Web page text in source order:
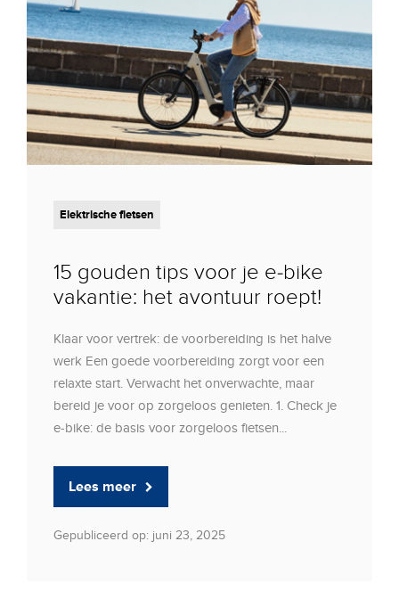
Elektrische fietsen
15 gouden tips voor je e-bike
vakantie: het avontuur roept!
Klaar voor vertrek: de voorbereiding is het halve
werk Een goede voorbereiding zorgt voor een
relaxte start. Verwacht het onverwachte, maar
bereid je voor op zorgeloos genieten. 1. Check je
e-bike: de basis voor zorgeloos fietsen...
Lees meer
Gepubliceerd op: juni 23, 2025